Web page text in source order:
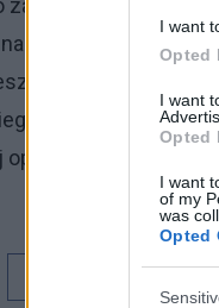
I want
Opted
I want
Opted
I want
of my
was
Opted
w
płciowych.
macicę,
z wykorzystaniem
jest